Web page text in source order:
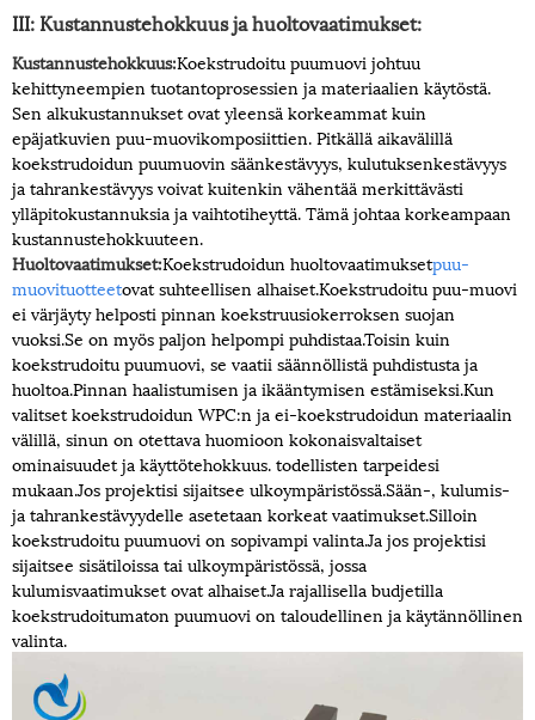
III: Kustannustehokkuus ja huoltovaatimukset:
Kustannustehokkuus:Koekstrudoitu puumuovi johtuu
kehittyneempien tuotantoprosessien ja materiaalien käytöstä.
Sen alkukustannukset ovat yleensä korkeammat kuin
epäjatkuvien puu-muovikomposiittien. Pitkällä aikavälillä
koekstrudoidun puumuovin säänkestävyys, kulutuksenkestävyys
ja tahrankestävyys voivat kuitenkin vähentää merkittävästi
ylläpitokustannuksia ja vaihtotiheyttä. Tämä johtaa korkeampaan
kustannustehokkuuteen.
Huoltovaatimukset:Koekstrudoidun huoltovaatimuksetpuu-
muovituotteetovat suhteellisen alhaiset.Koekstrudoitu puu-muovi
ei värjäyty helposti pinnan koekstruusiokerroksen suojan
vuoksi.Se on myös paljon helpompi puhdistaa.Toisin kuin
koekstrudoitu puumuovi, se vaatii säännöllistä puhdistusta ja
huoltoa.Pinnan haalistumisen ja ikääntymisen estämiseksi.Kun
valitset koekstrudoidun WPC:n ja ei-koekstrudoidun materiaalin
välillä, sinun on otettava huomioon kokonaisvaltaiset
ominaisuudet ja käyttötehokkuus. todellisten tarpeidesi
mukaan.Jos projektisi sijaitsee ulkoympäristössä.Sään-, kulumis-
ja tahrankestävyydelle asetetaan korkeat vaatimukset.Silloin
koekstrudoitu puumuovi on sopivampi valinta.Ja jos projektisi
sijaitsee sisätiloissa tai ulkoympäristössä, jossa
kulumisvaatimukset ovat alhaiset.Ja rajallisella budjetilla
koekstrudoitumaton puumuovi on taloudellinen ja käytännöllinen
valinta.